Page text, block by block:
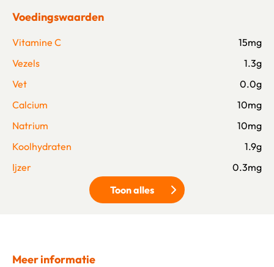
Voedingswaarden
Vitamine C
15mg
Vezels
1.3g
Vet
0.0g
Calcium
10mg
Natrium
10mg
Koolhydraten
1.9g
Ijzer
0.3mg
Toon alles
Klik om meer
Meer informatie